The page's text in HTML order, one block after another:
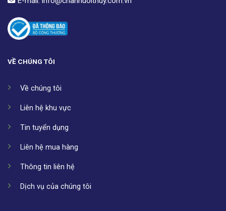
VỀ CHÚNG TÔI
Về chúng tôi
Liên hệ khu vực
Tin tuyển dụng
Liên hệ mua hàng
Thông tin liên hệ
Dịch vụ của chúng tôi